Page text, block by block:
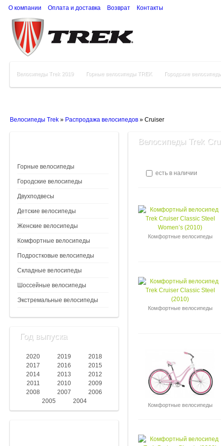
О компании Оплата и доставка Возврат Контакты
Велосипеды Trek 2019 Горные велосипеды TREK Городские
Велосипеды Trek » Распродажа велосипедов » Cruiser
Горные велосипеды
Городские велосипеды
Двухподвесы
Детские велосипеды
Женские велосипеды
Комфортные велосипеды
Подростковые велосипеды
Складные велосипеды
Шоссейные велосипеды
Экстремальные велосипеды
Год выпуска
2020 2019
2018
2017
2016
2015
2014
2013
2012
2011
2010
2009
2008
2007
2006
2005
2004
Велосипеды Trek
есть в наличии
Комфортные велосипеды
Комфортные велосипеды
Комфортные велосипеды